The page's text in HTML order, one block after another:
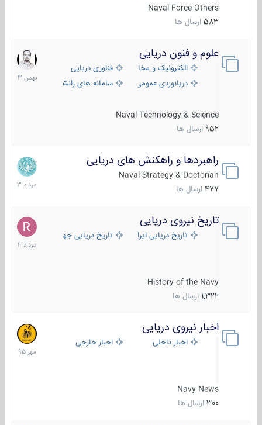
Naval Force Others
583 ارسال ها
علوم و فنون دریایی
الکترونیک و مخابرات دریاییفناوری دریایی
دریانوردی عمومی
سامانه های رانشی دریایی
Naval Technology & Science
952 ارسال ها
6
بهمن
1403
راهبردها و راهکنش های دریایی
Naval Strategy & Doctorian
477 ارسال ها
2
مرداد
1403
تاریخ نیروی دریایی
تاریخ دریایی ایران تاریخ دریایی جهان
History of the Navy
1,322 ارسال ها
16
مرداد
1404
اخبار نیروی دریایی
اخبار داخلی اخبار خارجی
Navy News
300 ارسال ها
27
مهر
1395